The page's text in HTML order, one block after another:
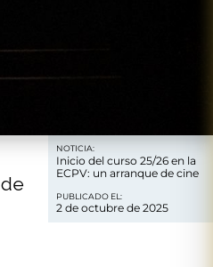
NOTICIA:
Inicio del curso 25/26 en la
ECPV: un arranque de cine
PUBLICADO EL:
2 de octubre de 2025